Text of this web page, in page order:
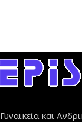
Γυναικεία και